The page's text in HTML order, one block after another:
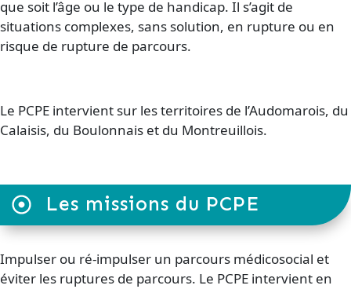
que soit l’âge ou le type de handicap. Il s’agit de
situations complexes, sans solution, en rupture ou en
risque de rupture de parcours.
Le PCPE intervient sur les territoires de l’Audomarois, du
Calaisis, du Boulonnais et du Montreuillois.
Les missions du PCPE
Impulser ou ré-impulser un parcours médicosocial et
éviter les ruptures de parcours. Le PCPE intervient en